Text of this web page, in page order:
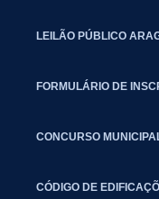
LEILÃO PÚBLICO
FORMULÁRIO DE
CONCURSO
CÓDIGO DE